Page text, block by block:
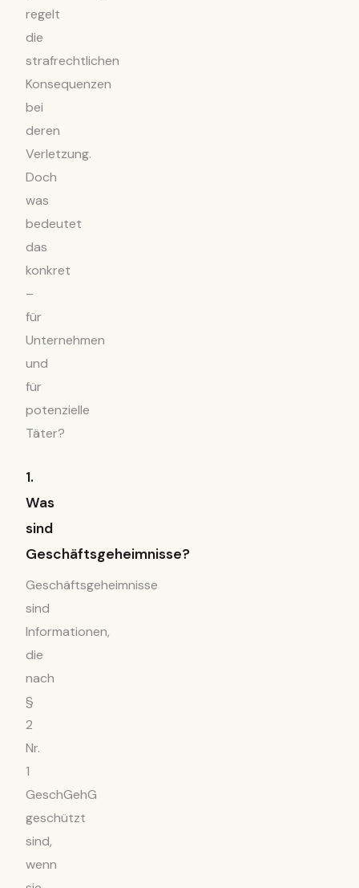
regelt
die
strafrechtlichen
Konsequenzen
bei
deren
Verletzung.
Doch
was
bedeutet
das
konkret
–
für
Unternehmen
und
für
potenzielle
Täter?
1.
Was
sind
Geschäftsgeheimnisse?
Geschäftsgeheimnisse
sind
Informationen,
die
nach
§
2
Nr.
1
GeschGehG
geschützt
sind,
wenn